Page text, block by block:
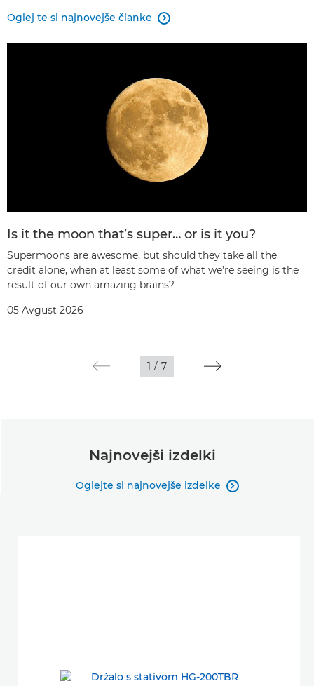
Oglej te si najnovejše članke 
Is it the moon that’s super… or is it you?
Supermoons are awesome, but should they take all the
credit alone, when at least some of what we’re seeing is the
result of our own amazing brains?
05 Avgust 2026
1 / 7
Najnovejši izdelki
Oglejte si najnovejše izdelke 